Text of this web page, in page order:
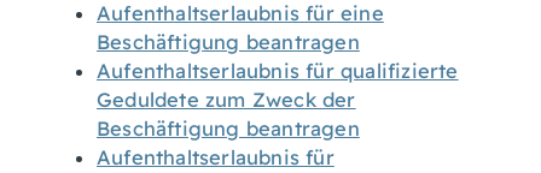
Aufenthaltserlaubnis für eine
Beschäftigung beantragen
Aufenthaltserlaubnis für qualifizierte
Geduldete zum Zweck der
Beschäftigung beantragen
Aufenthaltserlaubnis für